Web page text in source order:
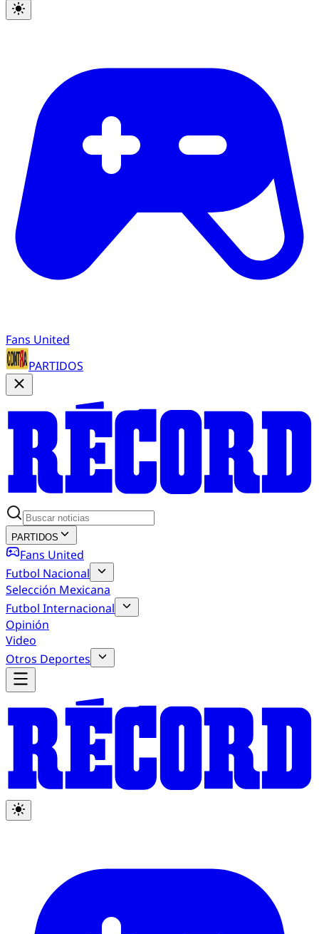
Fans United
PARTIDOS
PARTIDOS
Fans United
Futbol Nacional
Selección Mexicana
Futbol Internacional
Opinión
Video
Otros Deportes